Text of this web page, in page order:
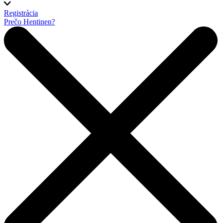
Registrácia
Prečo Hentinen?